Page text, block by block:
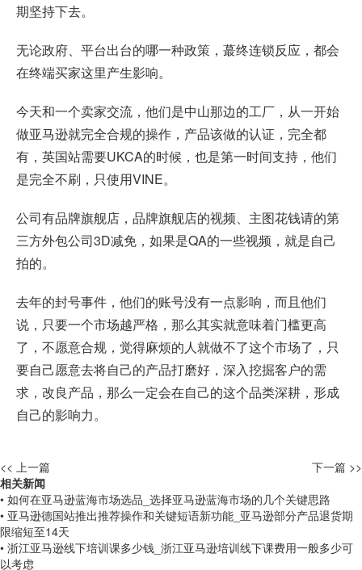
期坚持下去。
无论政府、平台出台的哪一种政策，蕞终连锁反应，都会
在终端买家这里产生影响。
今天和一个卖家交流，他们是中山那边的工厂，从一开始
做亚马逊就完全合规的操作，产品该做的认证，完全都
有，英国站需要UKCA的时候，也是第一时间支持，他们
是完全不刷，只使用VINE。
公司有品牌旗舰店，品牌旗舰店的视频、主图花钱请的第
三方外包公司3D减免，如果是QA的一些视频，就是自己
拍的。
去年的封号事件，他们的账号没有一点影响，而且他们
说，只要一个市场越严格，那么其实就意味着门槛更高
了，不愿意合规，觉得麻烦的人就做不了这个市场了，只
要自己愿意去将自己的产品打磨好，深入挖掘客户的需
求，改良产品，那么一定会在自己的这个品类深耕，形成
自己的影响力。
<< 上一篇
下一篇 >>
相关新闻
• 如何在亚马逊蓝海市场选品_选择亚马逊蓝海市场的几个关键思路
• 亚马逊德国站推出推荐操作和关键短语新功能_亚马逊部分产品退货期
限缩短至14天
• 浙江亚马逊线下培训课多少钱_浙江亚马逊培训线下课费用一般多少可
以考虑